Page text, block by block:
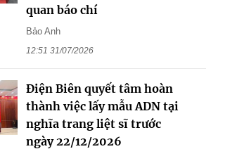
quan báo chí
Bảo Anh
12:51 31/07/2026
Điện Biên quyết tâm hoàn
thành việc lấy mẫu ADN tại
nghĩa trang liệt sĩ trước
ngày 22/12/2026